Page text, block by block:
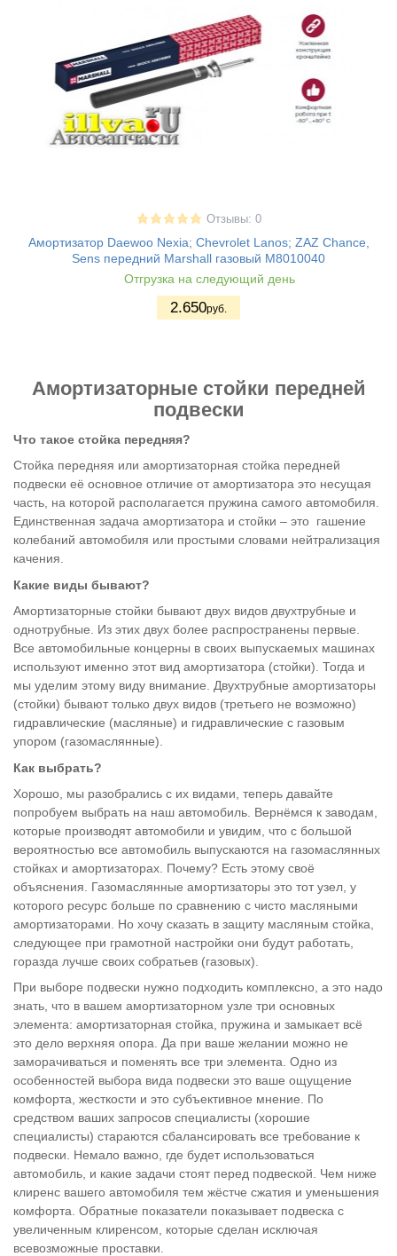
Отзывы: 0
Амортизатор Daewoo Nexia; Chevrolet Lanos; ZAZ Chance,
Sens передний Marshall газовый M8010040
Отгрузка на следующий день
2.650руб.
Амортизаторные стойки передней
подвески
Что такое стойка передняя?
Стойка передняя или амортизаторная стойка передней
подвески её основное отличие от амортизатора это несущая
часть, на которой располагается пружина самого автомобиля.
Единственная задача амортизатора и стойки – это гашение
колебаний автомобиля или простыми словами нейтрализация
качения.
Какие виды бывают?
Амортизаторные стойки бывают двух видов двухтрубные и
однотрубные. Из этих двух более распространены первые.
Все автомобильные концерны в своих выпускаемых машинах
используют именно этот вид амортизатора (стойки). Тогда и
мы уделим этому виду внимание. Двухтрубные амортизаторы
(стойки) бывают только двух видов (третьего не возможно)
гидравлические (масляные) и гидравлические с газовым
упором (газомаслянные).
Как выбрать?
Хорошо, мы разобрались с их видами, теперь давайте
попробуем выбрать на наш автомобиль. Вернёмся к заводам,
которые производят автомобили и увидим, что с большой
вероятностью все автомобиль выпускаются на газомаслянных
стойках и амортизаторах. Почему? Есть этому своё
объяснения. Газомаслянные амортизаторы это тот узел, у
которого ресурс больше по сравнению с чисто масляными
амортизаторами. Но хочу сказать в защиту масляным стойка,
следующее при грамотной настройки они будут работать,
горазда лучше своих собратьев (газовых).
При выборе подвески нужно подходить комплексно, а это надо
знать, что в вашем амортизаторном узле три основных
элемента: амортизаторная стойка, пружина и замыкает всё
это дело верхняя опора. Да при ваше желании можно не
заморачиваться и поменять все три элемента. Одно из
особенностей выбора вида подвески это ваше ощущение
комфорта, жесткости и это субъективное мнение. По
средством ваших запросов специалисты (хорошие
специалисты) стараются сбалансировать все требование к
подвески. Немало важно, где будет использоваться
автомобиль, и какие задачи стоят перед подвеской. Чем ниже
клиренс вашего автомобиля тем жёстче сжатия и уменьшения
комфорта. Обратные показатели показывает подвеска с
увеличенным клиренсом, которые сделан исключая
всевозможные проставки.